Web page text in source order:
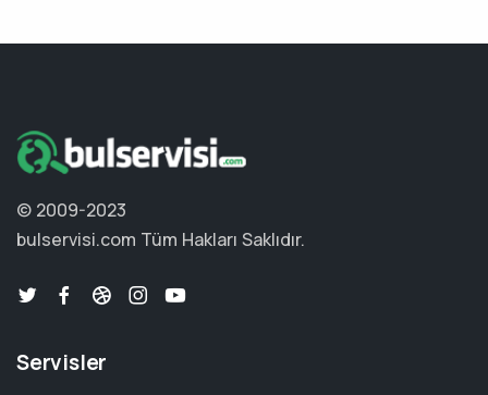
© 2009-2023
bulservisi.com Tüm Hakları Saklıdır.
Servisler